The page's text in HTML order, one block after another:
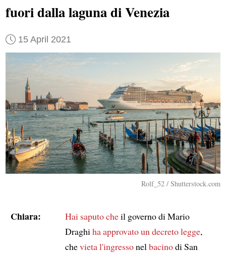
fuori dalla laguna di Venezia
15 April 2021
Rolf_52 / Shutterstock.com
Chiara: Hai saputo cheil governo di Mario
Draghi ha approvatoun decreto legge,
chevietal'ingressonel bacinodi San